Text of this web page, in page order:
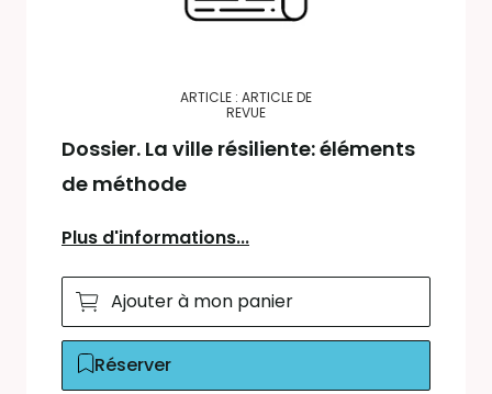
ARTICLE : ARTICLE DE
REVUE
Dossier. La ville résiliente: éléments
de méthode
Plus d'informations...
Ajouter à mon panier
Réserver